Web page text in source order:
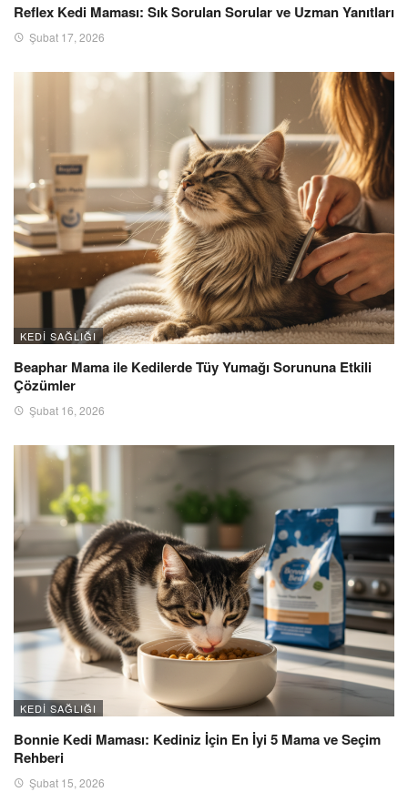
Reflex Kedi Maması: Sık Sorulan Sorular ve Uzman Yanıtları
Şubat 17, 2026
KEDI SAĞLIĞI
Beaphar Mama ile Kedilerde Tüy Yumağı Sorununa Etkili
Çözümler
Şubat 16, 2026
KEDI SAĞLIĞI
Bonnie Kedi Maması: Kediniz İçin En İyi 5 Mama ve Seçim
Rehberi
Şubat 15, 2026